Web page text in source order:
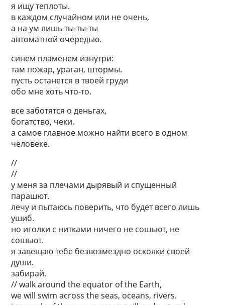
я ищу теплоты.
в каждом случайном или не очень,
а на ум лишь ты-ты-ты
автоматной очередью.
синем пламенем изнутри:
там пожар, ураган, штормы.
пусть останется в твоей груди
обо мне хоть что-то.
все заботятся о деньгах,
богатство, чеки.
а самое главное можно найти всего в одном
человеке.
//
//
у меня за плечами дырявый и спущенный
парашют.
лечу и пытаюсь поверить, что будет всего лишь
ушиб.
но иголки с нитками ничего не сошьют, не
сошьют.
я завещаю тебе безвозмездно осколки своей
души.
забирай.
// walk around the equator of the Earth,
we will swim across the seas, oceans, rivers.